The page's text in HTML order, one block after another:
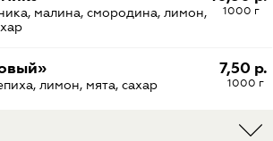
1000 г
малина, смородина, лимон,
7,50 р.
1000 г
лимон, мята, сахар